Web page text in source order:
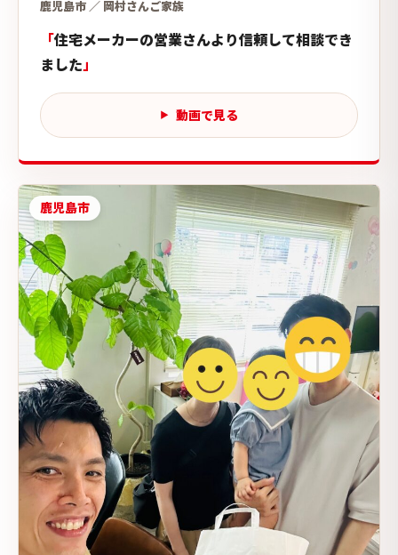
鹿児島市 ／ 岡村さんご家族
住宅メーカーの営業さんより信頼して相談でき
ました
動画で見る
鹿児島市